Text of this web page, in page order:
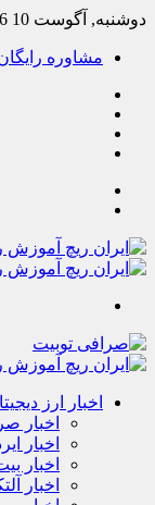
دوشنبه, آگوست 10 2026
مشاوره
اخبار ارز
اخبار
اخبار
اخبار
اخبار